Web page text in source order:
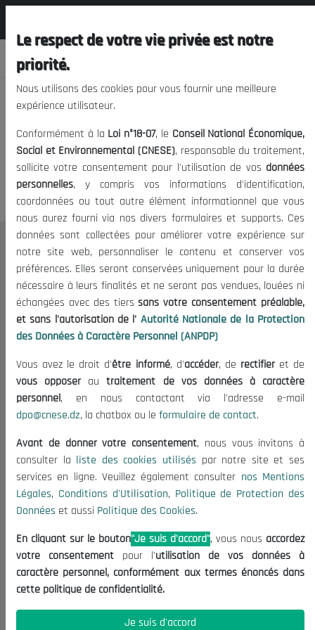
Nous vous prions de nous
excuser, mais l'accès à ce
contenu est restreint.
Le CNESE
A Propos
Le président
Organisation
Publications
Informations utiles
Appels d'offres et Consultations
Mentions Légales
Conditions d'Utilisation
Politique de Protection des Données
Politique des Cookies
Nous Contacter
(+213) 021 98 01 00|01|02
contact@cnese.dz
Suggestions ou Initiatives ?
Newsletter
dernières nouvelles.
Le respect de votre vie privée est notre
priorité.
Nous utilisons des cookies pour vous fournir une meilleure
expérience utilisateur.
Conformément à la Loi n°18-07, le Conseil National Économique,
Social et Environnemental (CNESE), responsable du traitement,
sollicite votre consentement pour l'utilisation de vos données
personnelles, y compris vos informations d'identification,
coordonnées ou tout autre élément informationnel que vous
nous aurez fourni via nos divers formulaires et supports. Ces
données sont collectées pour améliorer votre expérience sur
notre site web, personnaliser le contenu et conserver vos
préférences. Elles seront conservées uniquement pour la durée
nécessaire à leurs finalités et ne seront pas vendues, louées ni
échangées avec des tierssans votre consentement préalable,
et sans l'autorisation de l' Autorité Nationale de la Protection
des Données à Caractère Personnel (ANPDP)
Vous avez le droit d'être informé, d'accéder, de rectifieret de
vous opposerautraitement de vos données à caractère
personnel, en nous contactant via l'adresse e-mail
dpo@cnese.dz, la chatbox ou le formulaire de contact.
Avant de donner votre consentement, nous vous invitons à
consulter la liste des cookies utilisés par notre site et ses
services en ligne. Veuillez également consulter nos Mentions
Légales, Conditions d'Utilisation, Politique de Protection des
Données et aussi Politique des Cookies.
En cliquant sur le bouton"Je suis d'accord", vous nous accordez
votre consentement pour l'utilisation de vos données à
caractère personnel, conformément aux termes énoncés dans
cette politique de confidentialité.
Je suis d'accord